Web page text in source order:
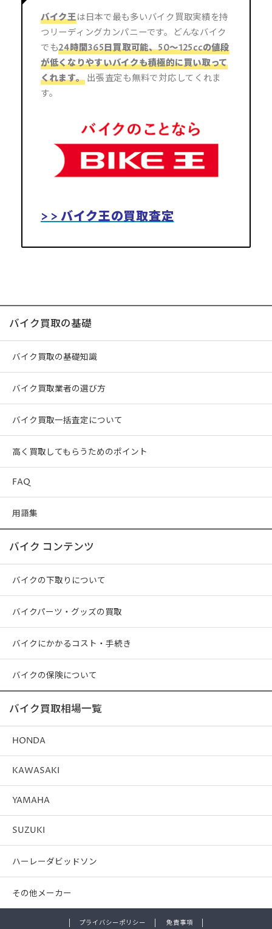
バイク王は日本で最も多いバイク買取実績を持
つリーディングカンパニーです。どんなバイク
でも24時間365日買取可能、50～125ccの値段
が低くなりやすいバイクも積極的に買い取って
くれます。出張査定も無料で対応してくれま
す。
> > バイク王の買取査定
バイク買取の基礎
バイク買取の基礎知識
バイク買取業者の選び方
バイク買取一括査定について
高く買取してもらうためのポイント
FAQ
用語集
バイク コンテンツ
バイクの下取りについて
バイクパーツ・グッズの買取
バイクにかかるコスト・手続き
バイクの保険について
バイク買取相場一覧
HONDA
KAWASAKI
YAMAHA
SUZUKI
ハーレーダビッドソン
その他メーカー
プライバシーポリシー 免責事項